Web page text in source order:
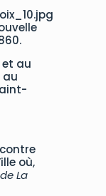
et au
au
où,
La